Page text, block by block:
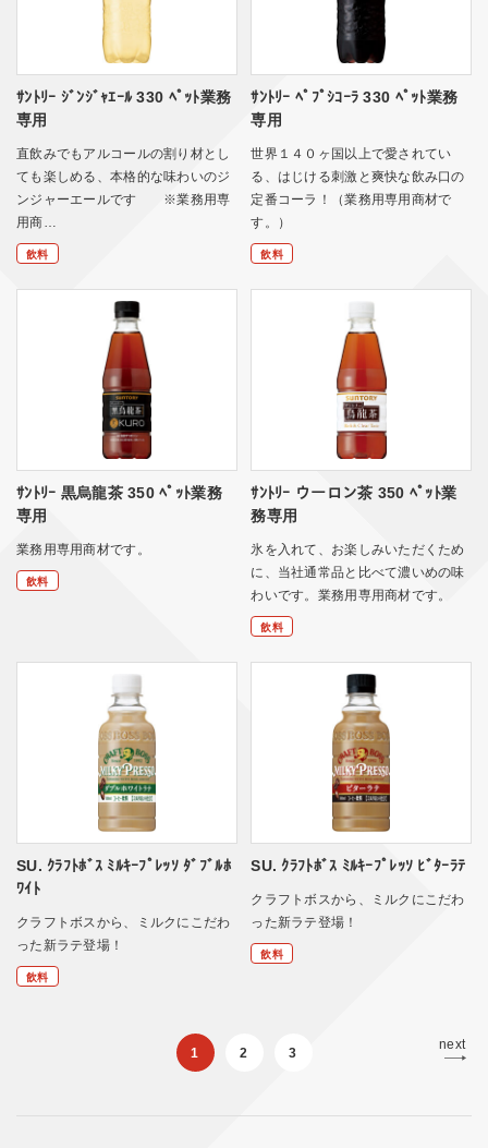
ｻﾝﾄﾘｰ ｼﾞﾝｼﾞｬｴｰﾙ 330 ﾍﾟｯﾄ業務
専用
直飲みでもアルコールの割り材とし
ても楽しめる、本格的な味わいのジ
ンジャーエールです ※業務用専
用商…
飲料
ｻﾝﾄﾘｰ ﾍﾟﾌﾟｼｺｰﾗ 330 ﾍﾟｯﾄ業務
専用
世界１４０ヶ国以上で愛されてい
る、はじける刺激と爽快な飲み口の
定番コーラ！（業務用専用商材で
す。）
飲料
ｻﾝﾄﾘｰ 黒烏龍茶 350 ﾍﾟｯﾄ業務
専用
業務用専用商材です。
飲料
ｻﾝﾄﾘｰ ウーロン茶 350 ﾍﾟｯﾄ業
務専用
氷を入れて、お楽しみいただくため
に、当社通常品と比べて濃いめの味
わいです。業務用専用商材です。
飲料
SU. ｸﾗﾌﾄﾎﾞｽ ﾐﾙｷｰﾌﾟﾚｯｿ ﾀﾞﾌﾞﾙﾎ
ﾜｲﾄ
クラフトボスから、ミルクにこだわ
った新ラテ登場！
飲料
SU. ｸﾗﾌﾄﾎﾞｽ ﾐﾙｷｰﾌﾟﾚｯｿ ﾋﾞﾀｰﾗﾃ
クラフトボスから、ミルクにこだわ
った新ラテ登場！
飲料
1 2 3
next